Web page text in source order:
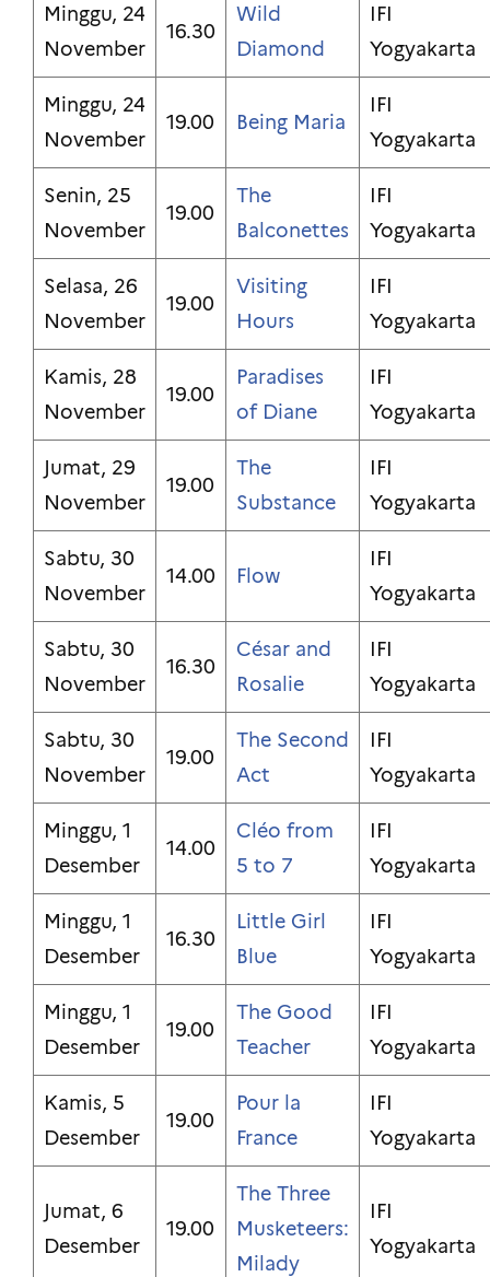
Minggu, 24
November
16.30
Wild
Diamond
IFI
Yogyakarta
Minggu, 24
November
19.00 Being Maria
IFI
Yogyakarta
Senin, 25
November
19.00
The
Balconettes
IFI
Yogyakarta
Selasa, 26
November
19.00
Visiting
Hours
IFI
Yogyakarta
Kamis, 28
November
19.00
Paradises
of Diane
IFI
Yogyakarta
Jumat, 29
November
19.00
The
Substance
IFI
Yogyakarta
Sabtu, 30
November
14.00 Flow
IFI
Yogyakarta
Sabtu, 30
November
16.30
César and
Rosalie
IFI
Yogyakarta
Sabtu, 30
November
19.00
The Second
Act
IFI
Yogyakarta
Minggu, 1
Desember
14.00
Cléo from
5 to 7
IFI
Yogyakarta
Minggu, 1
Desember
16.30
Little Girl
Blue
IFI
Yogyakarta
Minggu, 1
Desember
19.00
The Good
Teacher
IFI
Yogyakarta
Kamis, 5
Desember
19.00
Pour la
France
IFI
Yogyakarta
Jumat, 6
Desember
19.00
The Three
Musketeers:
Milady
IFI
Yogyakarta